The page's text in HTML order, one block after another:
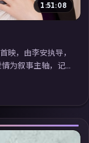
1:51:08
映，由李安执导，
为叙事主轴，记
一天；摄影与配
高清电视剧在线
剧体验。